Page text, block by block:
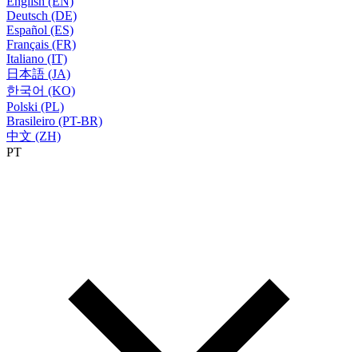
Deutsch (DE)
Español (ES)
Français (FR)
Italiano (IT)
日本語 (JA)
한국어 (KO)
Polski (PL)
Brasileiro (PT-BR)
中文 (ZH)
PT